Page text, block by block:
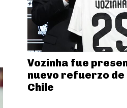
Vozinha fue
nuevo refuerzo de
Chile